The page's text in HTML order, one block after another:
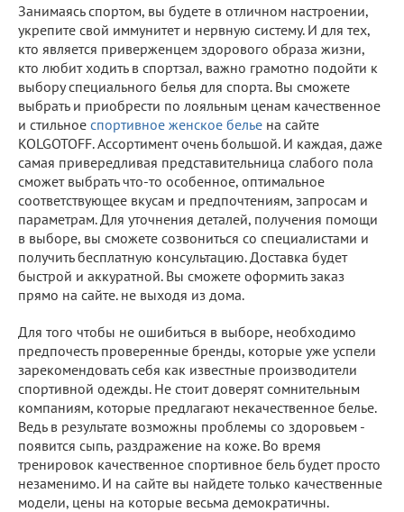
Занимаясь спортом, вы будете в отличном настроении,
укрепите свой иммунитет и нервную систему. И для тех,
кто является приверженцем здорового образа жизни,
кто любит ходить в спортзал, важно грамотно подойти к
выбору специального белья для спорта. Вы сможете
выбрать и приобрести по лояльным ценам качественное
и стильное спортивное женское белье на сайте
KOLGOTOFF. Ассортимент очень большой. И каждая, даже
самая привередливая представительница слабого пола
сможет выбрать что-то особенное, оптимальное
соответствующее вкусам и предпочтениям, запросам и
параметрам. Для уточнения деталей, получения помощи
в выборе, вы сможете созвониться со специалистами и
получить бесплатную консультацию. Доставка будет
быстрой и аккуратной. Вы сможете оформить заказ
прямо на сайте. не выходя из дома.
Для того чтобы не ошибиться в выборе, необходимо
предпочесть проверенные бренды, которые уже успели
зарекомендовать себя как известные производители
спортивной одежды. Не стоит доверят сомнительным
компаниям, которые предлагают некачественное белье.
Ведь в результате возможны проблемы со здоровьем -
появится сыпь, раздражение на коже. Во время
тренировок качественное спортивное бель будет просто
незаменимо. И на сайте вы найдете только качественные
модели, цены на которые весьма демократичны.